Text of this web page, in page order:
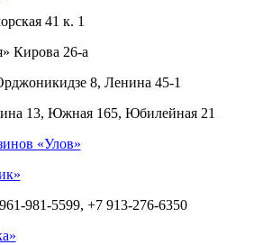
41 к. 1
Кирова 26-а
8, Ленина 45-1
13, Южная 165, Юбилейная 21
«Улов»
981-5599, +7 913-276-6350